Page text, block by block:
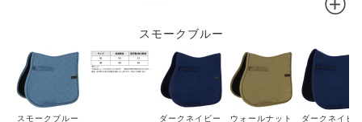
スモークブルー
スモークブルー ダークネイビー ウォールナット ダークネイビ